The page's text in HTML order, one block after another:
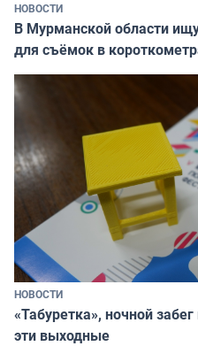
НОВОСТИ
В Мурманской области
для съёмок в
НОВОСТИ
«Табуретка», ночной
эти выходные